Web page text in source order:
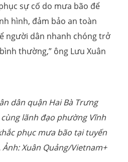
sự cố do mưa bão để
hình, đảm bảo an toàn
người dân nhanh chóng trở
thường,” ông Lưu Xuân
dân quận Hai Bà Trưng
lãnh đạo phường Vĩnh
phục mưa bão tại tuyến
Xuân Quảng/Vietnam+